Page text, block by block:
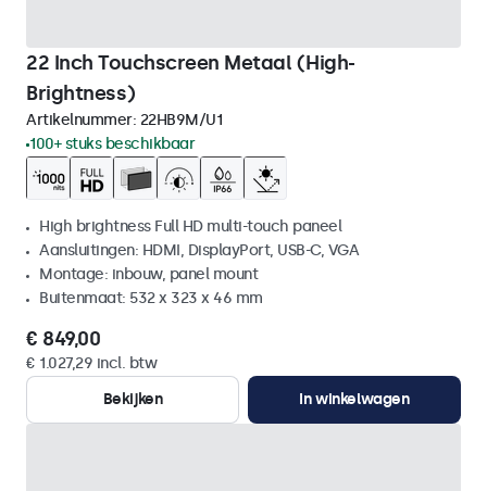
22 Inch Touchscreen Metaal (High-
Brightness)
Artikelnummer: 22HB9M/U1
100+ stuks beschikbaar
High brightness Full HD multi-touch paneel
Aansluitingen: HDMI, DisplayPort, USB-C, VGA
Montage: inbouw, panel mount
Buitenmaat: 532 x 323 x 46 mm
€ 849,00
€ 1.027,29 incl. btw
Bekijken
In winkelwagen